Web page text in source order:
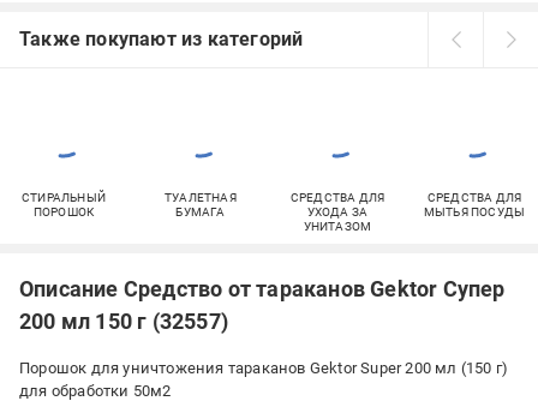
Также покупают из категорий
СТИРАЛЬНЫЙ
ПОРОШОК
ТУАЛЕТНАЯ
БУМАГА
СРЕДСТВА ДЛЯ
УХОДА ЗА
УНИТАЗОМ
СРЕДСТВА ДЛЯ
МЫТЬЯ ПОСУДЫ
Описание Средство от тараканов Gektor Супер
200 мл 150 г (32557)
Порошок для уничтожения тараканов Gektor Super 200 мл (150 г)
для обработки 50м2